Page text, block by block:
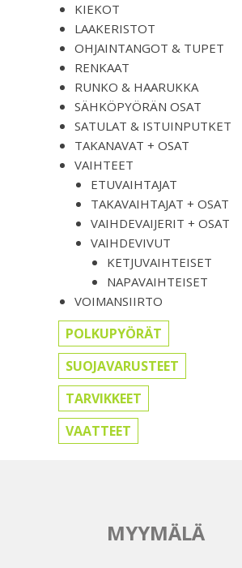
KIEKOT
LAAKERISTOT
OHJAINTANGOT & TUPET
RENKAAT
RUNKO & HAARUKKA
SÄHKÖPYÖRÄN OSAT
SATULAT & ISTUINPUTKET
TAKANAVAT + OSAT
VAIHTEET
ETUVAIHTAJAT
TAKAVAIHTAJAT + OSAT
VAIHDEVAIJERIT + OSAT
VAIHDEVIVUT
KETJUVAIHTEISET
NAPAVAIHTEISET
VOIMANSIIRTO
POLKUPYÖRÄT
SUOJAVARUSTEET
TARVIKKEET
VAATTEET
MYYMÄLÄ